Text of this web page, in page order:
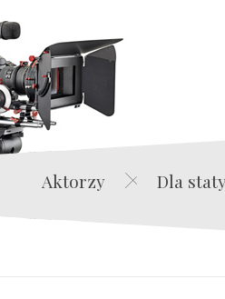
Aktorzy Dla